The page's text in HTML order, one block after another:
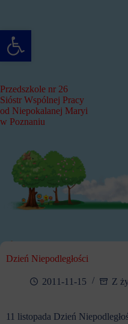
Otwórz pasek narzędzi
Przedszkole nr 26
Sióstr Wspólnej Pracy
od Niepokalanej Maryi
w Poznaniu
Dzień Niepodległości
2011-11-15 Z
11 listopada Dzień